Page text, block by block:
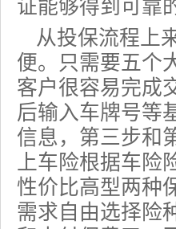
证能够得到可靠
从投保流程上
便。只需要五个
客户很容易完成
后输入车牌号等
信息，第三步和
上车险根据车险
性价比高型两种
需求自由选择险